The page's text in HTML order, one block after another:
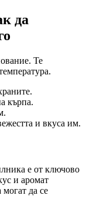
да
Те
кърпа.
и вкуса им.
е от ключово
и аромат
да се